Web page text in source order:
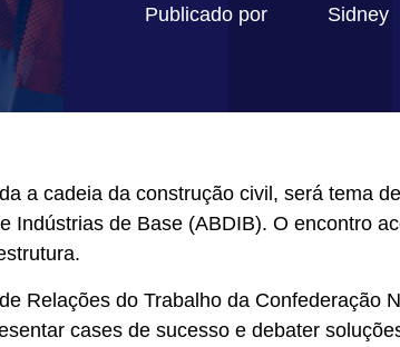
Publicado por Sidney
a cadeia da construção civil, será tema
Indústrias de Base (ABDIB). O encontro
Relações do Trabalho da Confederação
cases de sucesso e debater